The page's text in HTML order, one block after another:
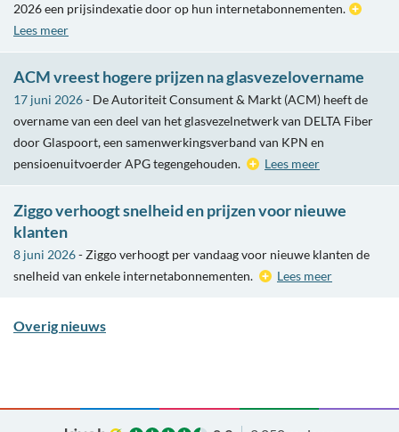
2026 een prijsindexatie door op hun internetabonnementen.
Lees meer
ACM vreest hogere prijzen na glasvezelovername
17 juni 2026- De Autoriteit Consument & Markt (ACM) heeft de
overname van een deel van het glasvezelnetwerk van DELTA Fiber
door Glaspoort, een samenwerkingsverband van KPN en
pensioenuitvoerder APG tegengehouden.
Lees meer
Ziggo verhoogt snelheid en prijzen voor nieuwe
klanten
8 juni 2026- Ziggo verhoogt per vandaag voor nieuwe klanten de
snelheid van enkele internetabonnementen.
Lees meer
Overig nieuws